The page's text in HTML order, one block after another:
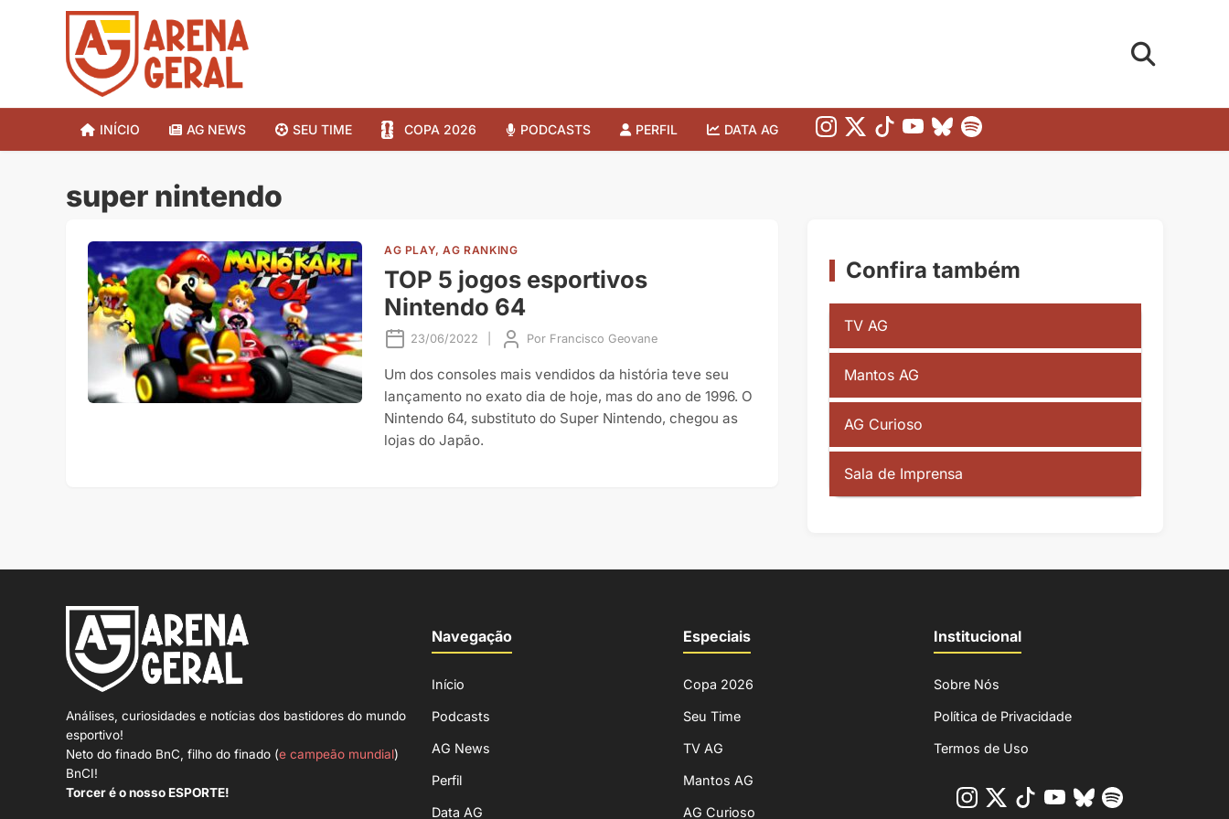
INÍCIO AG NEWS SEU TIME COPA 2026 PODCASTS PERFIL DATA AG
super nintendo
AG PLAY, AG RANKING
TOP 5 jogos esportivos
Nintendo 64
23/06/2022 Por Francisco Geovane
Um dos consoles mais vendidos da história teve seu
lançamento no exato dia de hoje, mas do ano de 1996. O
Nintendo 64, substituto do Super Nintendo, chegou as
lojas do Japão.
Confira também
TV AG
Mantos AG
AG Curioso
Sala de Imprensa
Análises, curiosidades e notícias dos bastidores do mundo
esportivo!
Neto do finado BnC, filho do finado (e campeão mundial)
BnCI!
Torcer é o nosso ESPORTE!
Navegação
Início
Podcasts
AG News
Perfil
Data AG
Especiais
Copa 2026
Seu Time
TV AG
Mantos AG
AG Curioso
Institucional
Sobre Nós
Política de Privacidade
Termos de Uso